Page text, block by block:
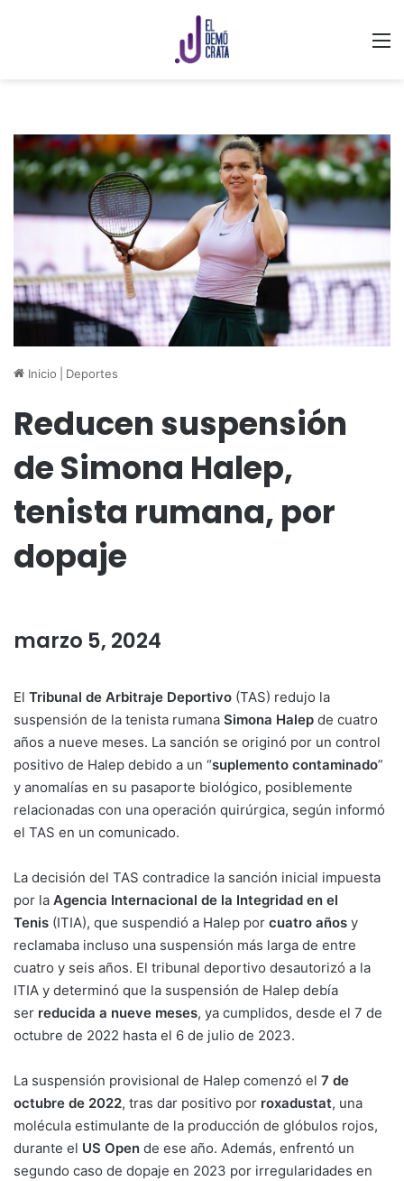
Inicio Deportes
Reducen suspensión
de Simona Halep,
tenista rumana, por
dopaje
marzo 5, 2024
El Tribunal de Arbitraje Deportivo (TAS) redujo la
suspensión de la tenista rumana Simona Halep de cuatro
años a nueve meses. La sanción se originó por un control
positivo de Halep debido a un “suplemento contaminado”
y anomalías en su pasaporte biológico, posiblemente
relacionadas con una operación quirúrgica, según informó
el TAS en un comunicado.
La decisión del TAS contradice la sanción inicial impuesta
por la Agencia Internacional de la Integridad en el
Tenis (ITIA), que suspendió a Halep por cuatro años y
reclamaba incluso una suspensión más larga de entre
cuatro y seis años. El tribunal deportivo desautorizó a la
ITIA y determinó que la suspensión de Halep debía
ser reducida a nueve meses, ya cumplidos, desde el 7 de
octubre de 2022 hasta el 6 de julio de 2023.
La suspensión provisional de Halep comenzó el 7 de
octubre de 2022, tras dar positivo por roxadustat, una
molécula estimulante de la producción de glóbulos rojos,
durante el US Open de ese año. Además, enfrentó un
segundo caso de dopaje en 2023 por irregularidades en